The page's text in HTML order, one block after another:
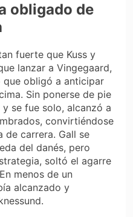
obligado de
fuerte que Kuss y
lanzar a Vingegaard,
que obligó a anticipar
Sin ponerse de pie
se fue solo, alcanzó a
convirtiéndose
de carrera. Gall se
del danés, pero
soltó el agarre
menos de un
alcanzado y